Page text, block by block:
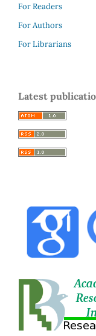
For Readers
For Authors
For Librarians
Latest